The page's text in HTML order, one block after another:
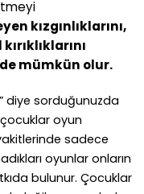
kızgınlıklarını,
mümkün olur.
diye sorduğunuzda
çocuklar oyun
sadece
oyunlar onların
bulunur. Çocuklar